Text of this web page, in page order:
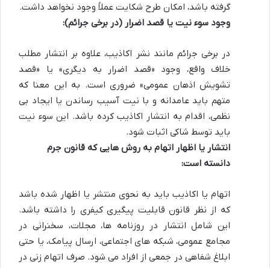
گرفته باشد، امکان طرح شکایت عملاً وجود نخواهد داشت.
وجود سوء نیت یا قصد اضرار (در برخی جرائم):
در برخی جرائم مانند نشر اکاذیب، علاوه بر انتشار مطلب
خلاف واقع، وجود «قصد اضرار به دیگری» یا «قصد
تشویش اذهان عمومی» ضروری است. به این معنا که
متهم باید عامدانه و با نیت آسیب رساندن یا ایجاد بی
نظمی، اقدام به انتشار اکاذیب کرده باشد. این سوء نیت
باید توسط شاکی اثبات شود.
انتشار یا اظهار اتهام به روش هایی که قانون جرم
دانسته است:
اتهام یا اکاذیب باید به نحوی منتشر یا اظهار شده باشد
که از نظر قانون قابلیت پیگیری کیفری را داشته باشد.
این شامل انتشار در روزنامه ها، مجلات، سخنرانی در
مجامع عمومی، شبکه های اجتماعی، ارسال پیامک، یا حتی
ابلاغ شفاهی در جمعی از افراد می شود. صرف اتهام زنی در